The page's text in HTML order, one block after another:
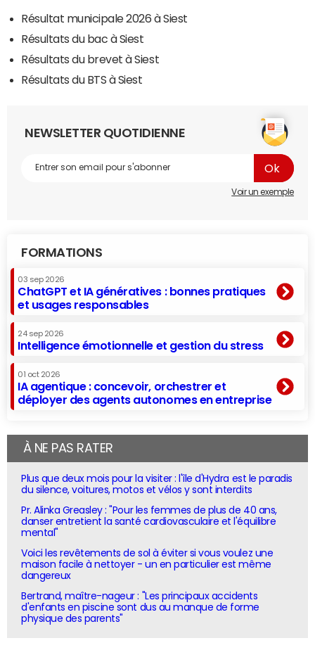
Résultat municipale 2026 à Siest
Résultats du bac à Siest
Résultats du brevet à Siest
Résultats du BTS à Siest
NEWSLETTER QUOTIDIENNE
Voir un exemple
FORMATIONS
03 sep 2026
ChatGPT et IA génératives : bonnes pratiques
et usages responsables
24 sep 2026
Intelligence émotionnelle et gestion du stress
01 oct 2026
IA agentique : concevoir, orchestrer et
déployer des agents autonomes en entreprise
À NE PAS RATER
Plus que deux mois pour la visiter : l'île d'Hydra est le paradis
du silence, voitures, motos et vélos y sont interdits
Pr. Alinka Greasley : "Pour les femmes de plus de 40 ans,
danser entretient la santé cardiovasculaire et l'équilibre
mental"
Voici les revêtements de sol à éviter si vous voulez une
maison facile à nettoyer - un en particulier est même
dangereux
Bertrand, maître-nageur : "Les principaux accidents
d'enfants en piscine sont dus au manque de forme
physique des parents"